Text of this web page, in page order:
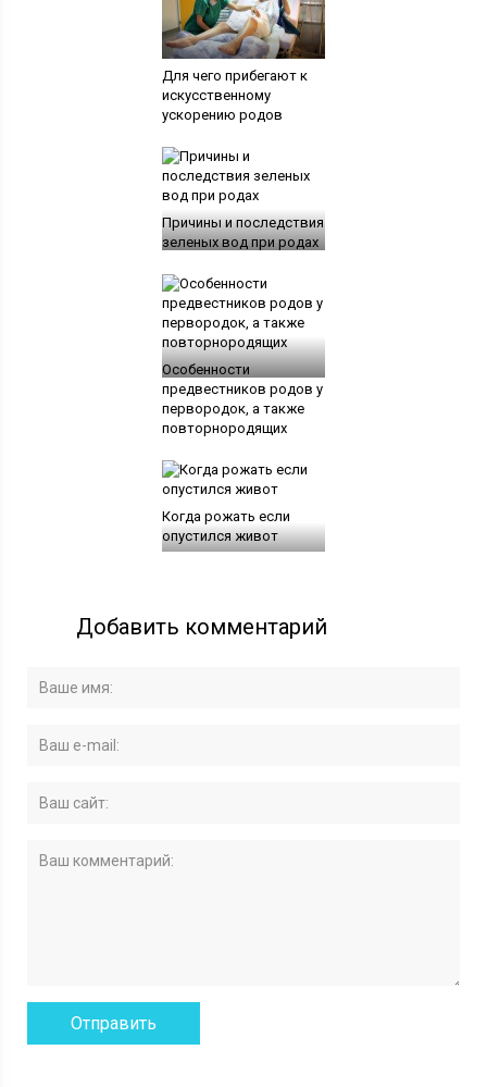
Для чего прибегают к
искусственному
ускорению родов
Причины и последствия
зеленых вод при родах
Особенности
предвестников родов у
первородок, а также
повторнородящих
Когда рожать если
опустился живот
Добавить комментарий